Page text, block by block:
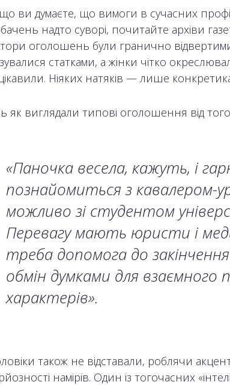
ви думаєте, що вимоги в сучасних
надто суворі, почитайте архіви
оголошень були гранично
статками, а жінки чітко
Ніяких натяків — лише
як виглядали типові оголошення від
«Паночка весела, кажуть, і
познайомиться з кавалером-
можливо зі студентом
Перевагу мають юристи і
треба допомога до
обмін думками для взаємного
характерів».
також не відставали, роблячи
намірів. Один із тогочасних